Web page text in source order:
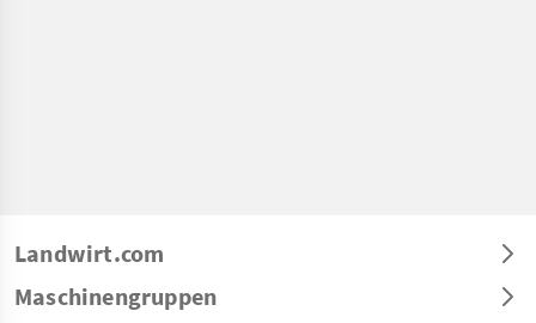
Landwirt.com
Maschinengruppen